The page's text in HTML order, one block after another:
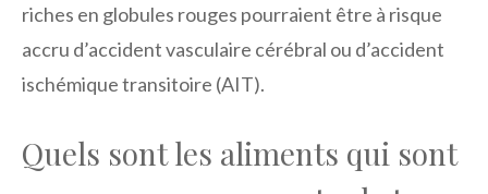
riches en globules rouges pourraient être à risque
accru d’accident vasculaire cérébral ou d’accident
ischémique transitoire (AIT).
Quels sont les aliments qui sont